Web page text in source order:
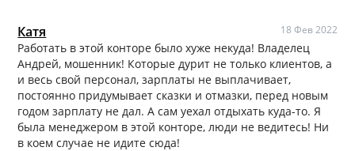
Катя 18 Фев 2022
Работать в этой конторе было хуже некуда! Владелец
Андрей, мошенник! Которые дурит не только клиентов, а
и весь свой персонал, зарплаты не выплачивает,
постоянно придумывает сказки и отмазки, перед новым
годом зарплату не дал. А сам уехал отдыхать куда-то. Я
была менеджером в этой конторе, люди не ведитесь! Ни
в коем случае не идите сюда!